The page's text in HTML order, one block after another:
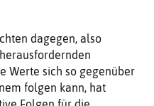
dagegen, also
Werte sich so gegenüber
folgen kann, hat